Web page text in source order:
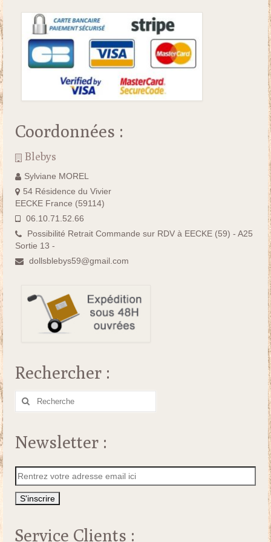
Coordonnées :
Blebys
Sylviane MOREL
54 Résidence du Vivier
EECKE France (59114)
06.10.71.52.66
Possibilité Retrait Commande sur RDV à EECKE (59) - A25
Sortie 13 -
dollsblebys59@gmail.com
Rechercher :
Rechercher
Newsletter :
Service Clients :